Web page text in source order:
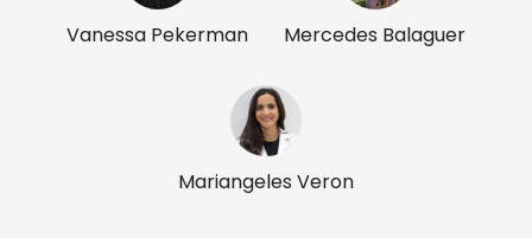
Vanessa Pekerman Mercedes Balaguer
Mariangeles Veron